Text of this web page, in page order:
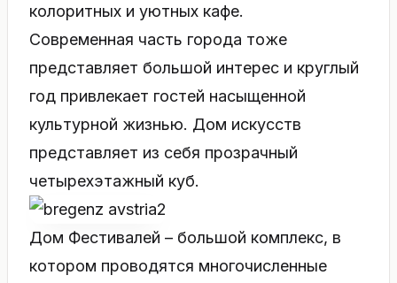
колоритных и уютных кафе.
Современная часть города тоже
представляет большой интерес и круглый
год привлекает гостей насыщенной
культурной жизнью. Дом искусств
представляет из себя прозрачный
четырехэтажный куб.
Дом Фестивалей – большой комплекс, в
котором проводятся многочисленные